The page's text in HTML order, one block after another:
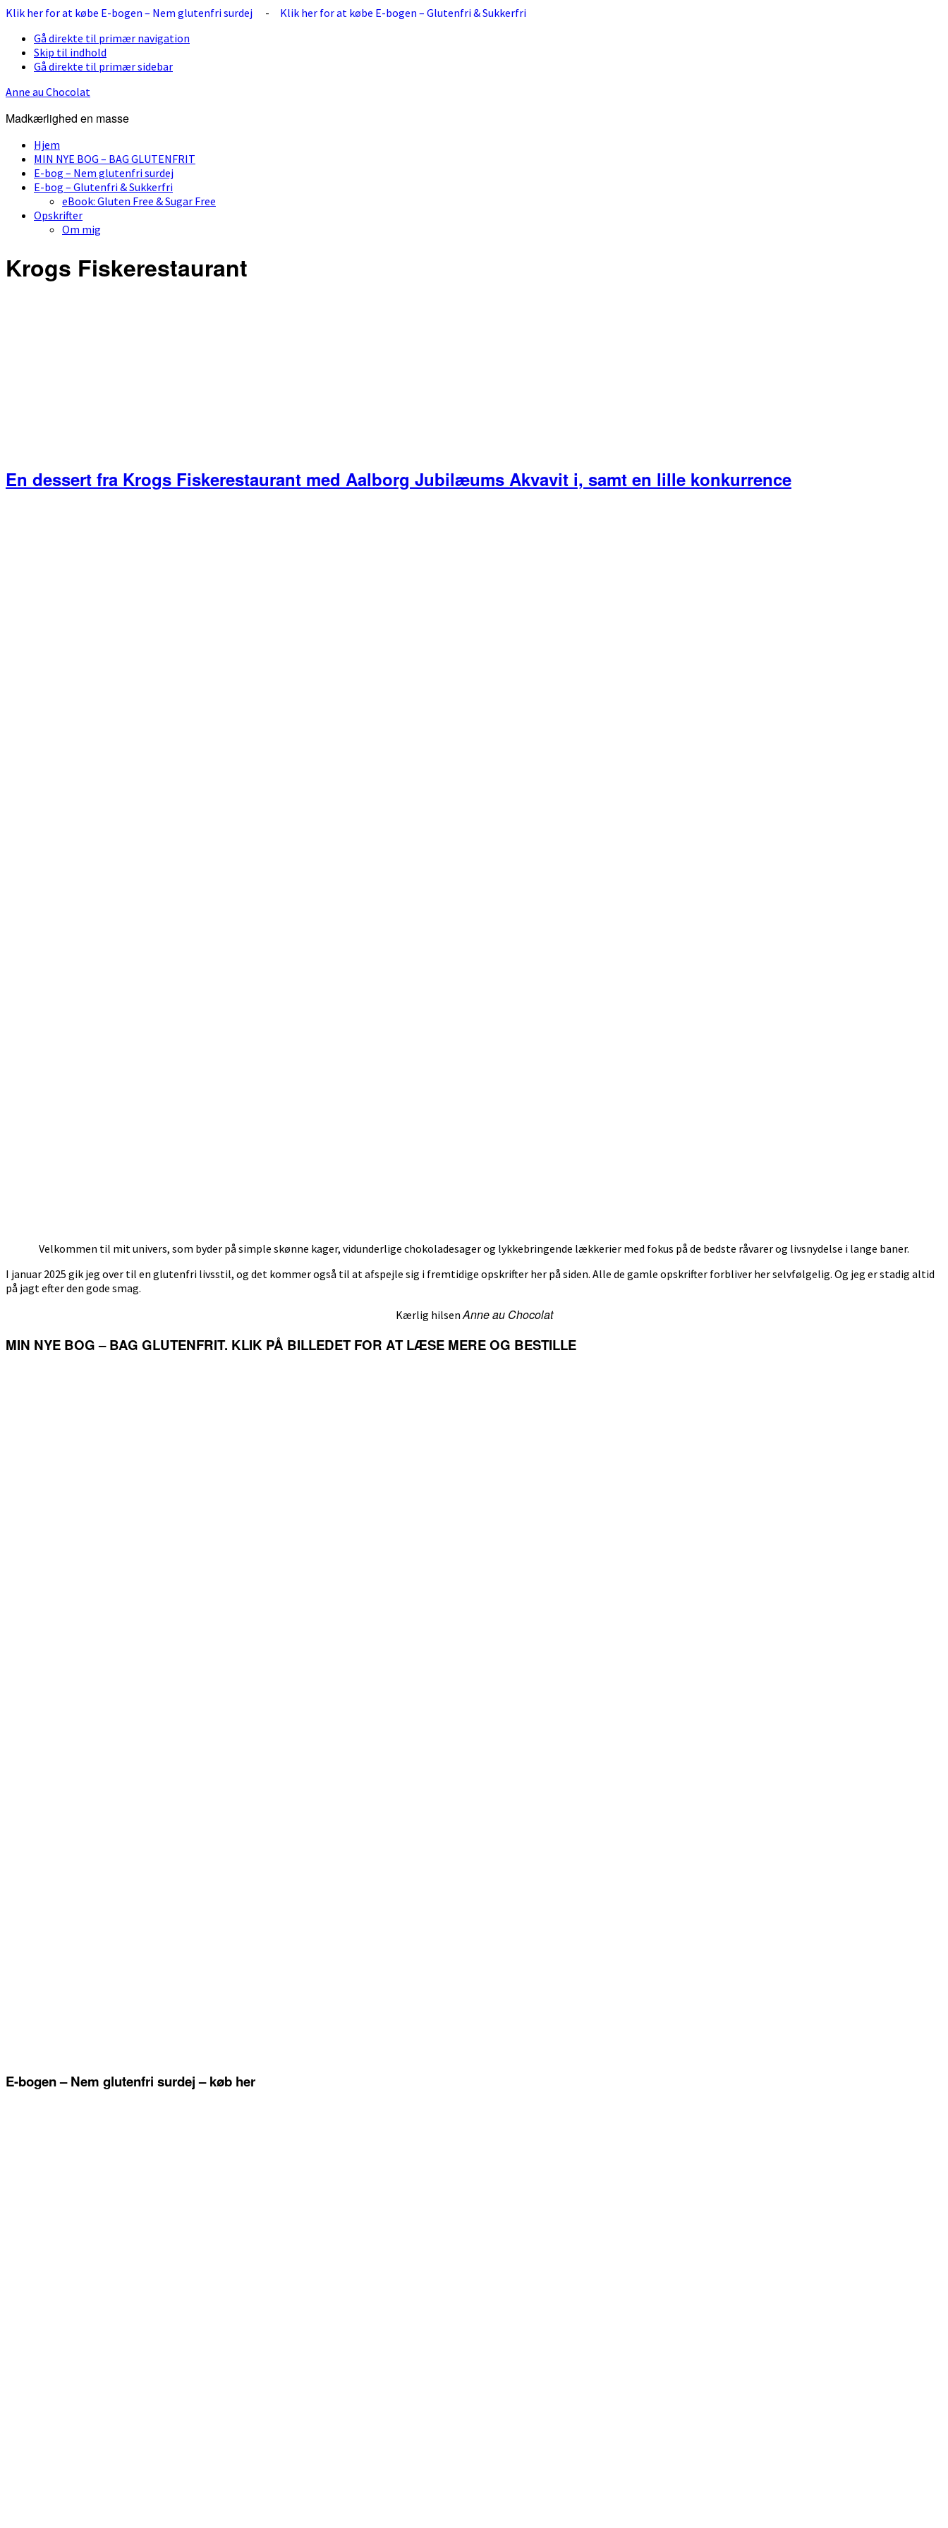
Klik her for at købe E-bogen – Nem glutenfri surdej - Klik her for at købe E-bogen – Glutenfri & Sukkerfri
Gå direkte til primær navigation
Skip til indhold
Gå direkte til primær sidebar
Anne au Chocolat
Madkærlighed en masse
Hjem
MIN NYE BOG – BAG GLUTENFRIT
E-bog – Nem glutenfri surdej
E-bog – Glutenfri & Sukkerfri
eBook: Gluten Free & Sugar Free
Opskrifter
Om mig
Krogs Fiskerestaurant
En dessert fra Krogs Fiskerestaurant med Aalborg Jubilæums Akvavit i, samt en lille konkurrence
Velkommen til mit univers, som byder på simple skønne kager, vidunderlige chokoladesager og lykkebringende lækkerier med fokus på de bedste råvarer og livsnydelse i lange baner.
I januar 2025 gik jeg over til en glutenfri livsstil, og det kommer også til at afspejle sig i fremtidige opskrifter her på siden. Alle de gamle opskrifter forbliver her selvfølgelig. Og jeg er stadig altid
på jagt efter den gode smag.
Kærlig hilsenAnne au Chocolat
MIN NYE BOG – BAG GLUTENFRIT. KLIK PÅ BILLEDET FOR AT LÆSE MERE OG BESTILLE
E-bogen – Nem glutenfri surdej – køb her